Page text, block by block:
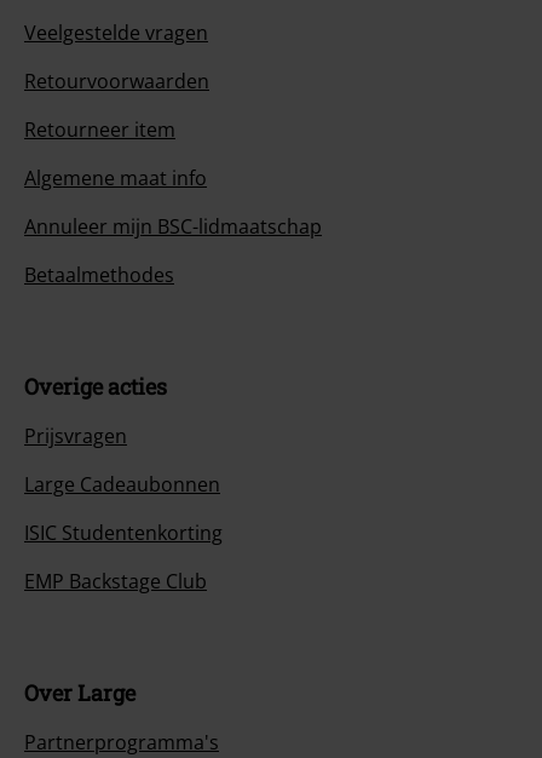
Veelgestelde vragen
Retourvoorwaarden
Retourneer item
Algemene maat info
Annuleer mijn BSC-lidmaatschap
Betaalmethodes
Overige acties
Prijsvragen
Large Cadeaubonnen
ISIC Studentenkorting
EMP Backstage Club
Over Large
Partnerprogramma's